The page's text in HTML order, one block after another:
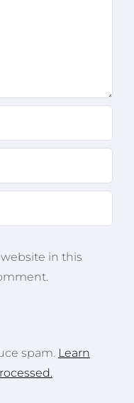
in this
spam. Learn